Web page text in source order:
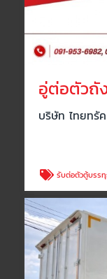
บริษัท ไทยทรั
รับต่อตัวตู้บรร